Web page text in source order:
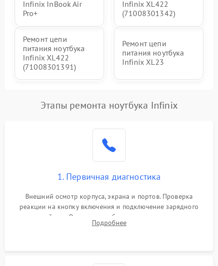
Infinix InBook Air
Pro+
Infinix XL422
(71008301342)
Ремонт цепи
питания ноутбука
Infinix XL422
(71008301391)
Ремонт цепи
питания ноутбука
Infinix XL23
Этапы ремонта ноутбука Infinix
1. Первичная диагностика
Внешний осмотр корпуса, экрана и портов. Проверка
реакции на кнопку включения и подключение зарядного
устройства. Оценка потребления тока с помощью
лабораторного блока питания для локализации проблемы.
Подробнее